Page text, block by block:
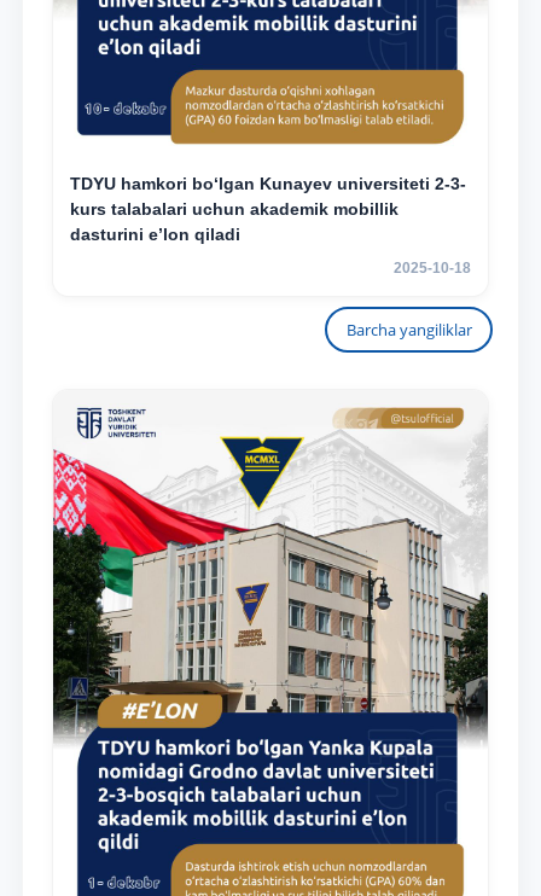
TDYU hamkori bo‘lgan Kunayev universiteti 2-3-
kurs talabalari uchun akademik mobillik
dasturini e’lon qiladi
2025-10-18
Barcha yangiliklar